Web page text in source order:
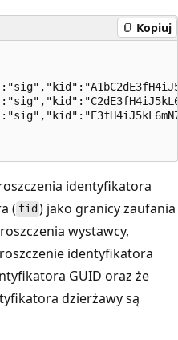
Kopiuj
identyfikatora
( tid ) jako granicy zaufania
wystawcy,
identyfikatora
GUID oraz że
dzierżawy są